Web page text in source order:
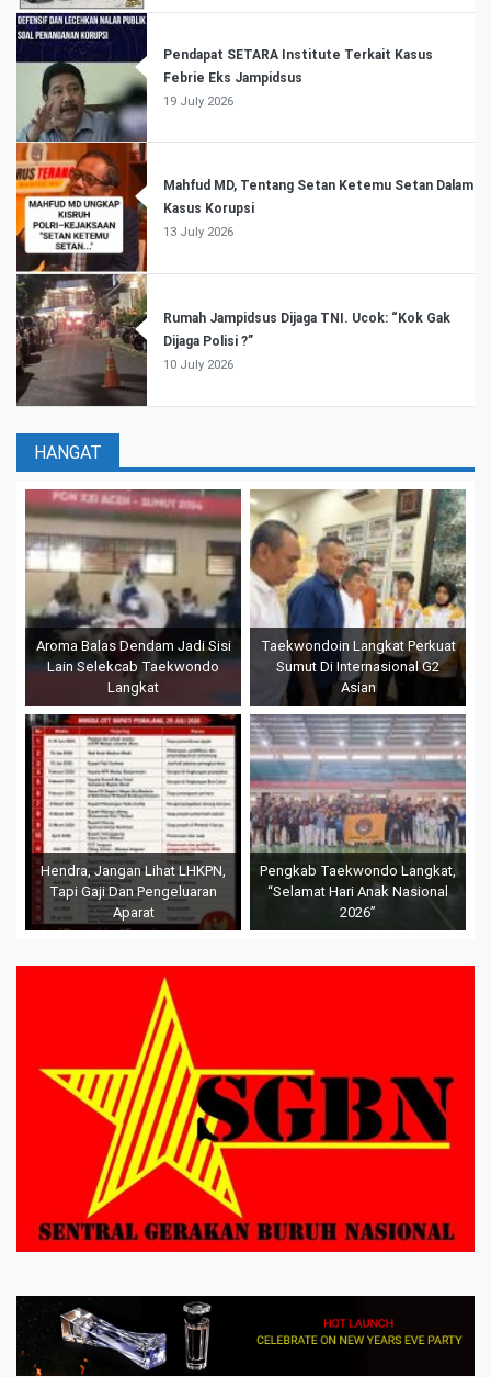
Pendapat SETARA Institute Terkait Kasus
Febrie Eks Jampidsus
19 July 2026
Mahfud MD, Tentang Setan Ketemu Setan Dalam
Kasus Korupsi
13 July 2026
Rumah Jampidsus Dijaga TNI. Ucok: “Kok Gak
Dijaga Polisi ?”
10 July 2026
HANGAT
Aroma Balas Dendam Jadi Sisi
Lain Selekcab Taekwondo
Langkat
Taekwondoin Langkat Perkuat
Sumut Di Internasional G2
Asian
Hendra, Jangan Lihat LHKPN,
Tapi Gaji Dan Pengeluaran
Aparat
Pengkab Taekwondo Langkat,
“Selamat Hari Anak Nasional
2026”